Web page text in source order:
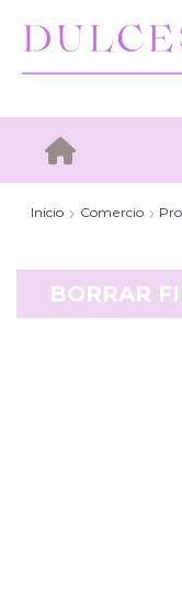
Inicio
Inicio Comercio
BORRAR